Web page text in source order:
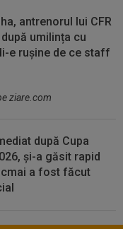
antrenorul lui CFR
umilința cu
e rușine de ce staff
ziare.com
după Cupa
și-a găsit rapid
a fost făcut